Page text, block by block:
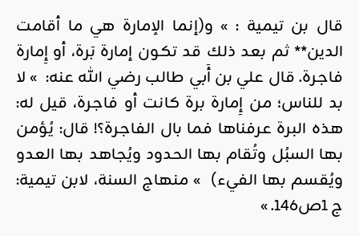
قال بن تيمية : » و(إنما الإمارة هي ما أقامت
الدين** ثم بعد ذلك قد تكون إمارة بَرة، أو إِمارة
فاجرة. قال علي بن أَبي طالب رضي الله عنه: » لا
بد للناس؛ من إِمارة برة كانت أو فاجرة، قيل له:
هذه البرة عرفناها فما بال الفاجرة؟! قال: يُؤمن
بها السبُل وتُقام بها الحدود ويُجاهد بها العدو
ويُقسم بها الفيء) » منهاج السنة، لابن تيمية:
ج 1ص146. »